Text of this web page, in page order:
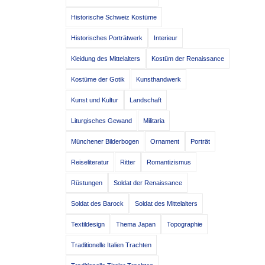
Historische Schweiz Kostüme
Historisches Porträtwerk Interieur
Kleidung des Mittelalters Kostüm der Renaissance
Kostüme der Gotik Kunsthandwerk
Kunst und Kultur Landschaft
Liturgisches Gewand Militaria
Münchener Bilderbogen Ornament Porträt
Reiseliteratur Ritter Romantizismus
Rüstungen Soldat der Renaissance
Soldat des Barock Soldat des Mittelalters
Textildesign Thema Japan Topographie
Traditionelle Italien Trachten